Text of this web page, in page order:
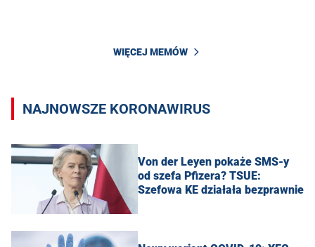
WIĘCEJ MEMÓW
NAJNOWSZE KORONAWIRUS
Von der Leyen pokaże SMS-y
od szefa Pfizera? TSUE:
Szefowa KE działała bezprawnie